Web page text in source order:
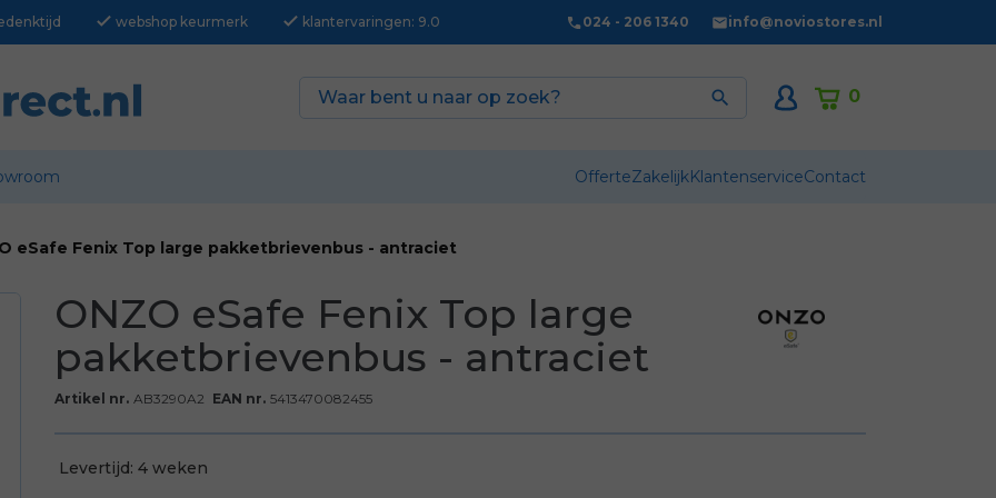
check webshop keurmerk check klantervaringen: 9.0 024 - 206 1340 info@noviostores.nl
0

OfferteZakelijkKlantenserviceContact
eSafe Fenix Top large pakketbrievenbus - antraciet
ONZO eSafe Fenix Top large
pakketbrievenbus - antraciet
Artikel nr. AB3290A2 EAN nr. 5413470082455
Levertijd: 4 weken